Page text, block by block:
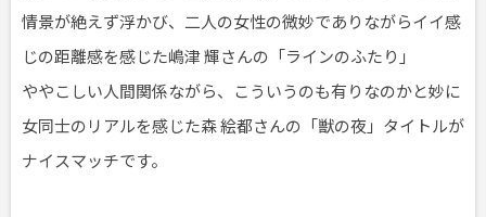
情景が絶えず浮かび、二人の女性の微妙でありながらイイ感
じの距離感を感じた嶋津 輝さんの「ラインのふたり」
ややこしい人間関係ながら、こういうのも有りなのかと妙に
女同士のリアルを感じた森 絵都さんの「獣の夜」タイトルが
ナイスマッチです。